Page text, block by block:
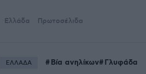
Ελλάδα Πρωτοσέλιδα
ΕΛΛΑΔΑ Βία ανηλίκων Γλυφάδα